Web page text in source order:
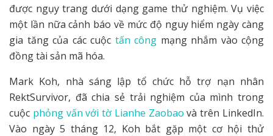
được ngụy trang dưới dạng game thử nghiệm. Vụ việc
một lần nữa cảnh báo về mức độ nguy hiểm ngày càng
gia tăng của các cuộc tấn công mạng nhắm vào cộng
đồng tài sản mã hóa.
Mark Koh, nhà sáng lập tổ chức hỗ trợ nạn nhân
RektSurvivor, đã chia sẻ trải nghiệm của mình trong
cuộc phỏng vấn với tờ Lianhe Zaobao và trên LinkedIn.
Vào ngày 5 tháng 12, Koh bắt gặp một cơ hội thử